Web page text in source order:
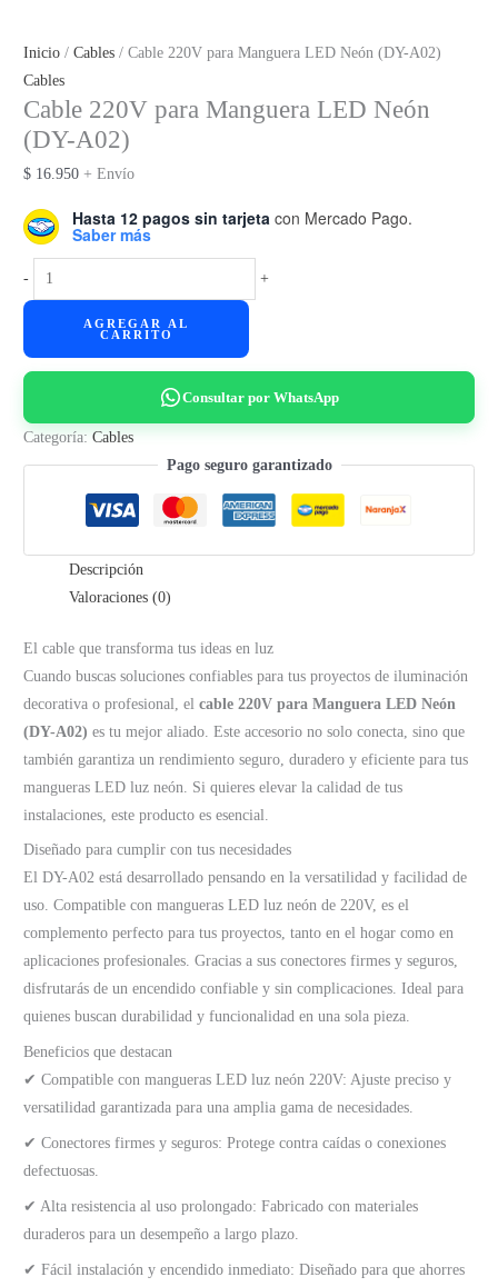
Inicio /Cables / Cable 220V para Manguera LED Neón (DY-A02)
Cables
Cable 220V para Manguera LED Neón
(DY-A02)
$ 16.950 + Envío
Hasta 12 pagos sin tarjeta con Mercado Pago.
Saber más
-
Cable
220V
(DY-
A02)
+
AGREGAR AL
CARRITO
Consultar por WhatsApp
Categoría:Cables
Pago seguro garantizado
Descripción
Valoraciones (0)
El cable que transforma tus ideas en luz
Cuando buscas soluciones confiables para tus proyectos de iluminación
decorativa o profesional, elcable 220V para Manguera LED Neón
(DY-A02) es tu mejor aliado. Este accesorio no solo conecta, sino que
también garantiza un rendimiento seguro, duradero y eficiente para tus
mangueras LED luz neón. Si quieres elevar la calidad de tus
instalaciones, este producto es esencial.
Diseñado para cumplir con tus necesidades
El DY-A02 está desarrollado pensando en la versatilidad y facilidad de
uso. Compatible con mangueras LED luz neón de 220V, es el
complemento perfecto para tus proyectos, tanto en el hogar como en
aplicaciones profesionales. Gracias a sus conectores firmes y seguros,
disfrutarás de un encendido confiable y sin complicaciones. Ideal para
quienes buscan durabilidad y funcionalidad en una sola pieza.
Beneficios que destacan
✔ Compatible con mangueras LED luz neón 220V: Ajuste preciso y
versatilidad garantizada para una amplia gama de necesidades.
✔ Conectores firmes y seguros: Protege contra caídas o conexiones
defectuosas.
✔ Alta resistencia al uso prolongado: Fabricado con materiales
duraderos para un desempeño a largo plazo.
✔ Fácil instalación y encendido inmediato: Diseñado para que ahorres